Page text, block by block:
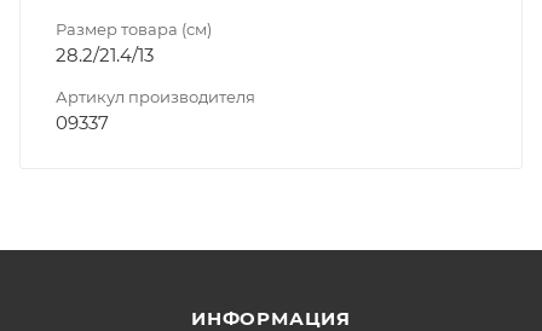
Размер товара (см)
28.2/21.4/13
Артикул производителя
09337
ИНФОРМАЦИЯ